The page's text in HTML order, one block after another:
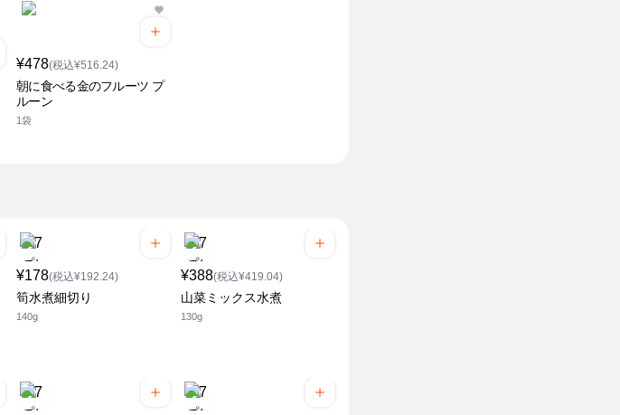
¥478(税込¥516.24)
朝に食べる金のフルーツ プ
ルーン
1袋
¥178(税込¥192.24)
筍水煮細切り
140g
¥388(税込¥419.04)
山菜ミックス水煮
130g